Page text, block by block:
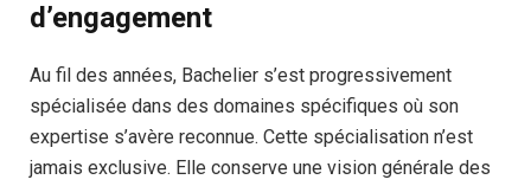
d’engagement
Au fil des années, Bachelier s’est progressivement
spécialisée dans des domaines spécifiques où son
expertise s’avère reconnue. Cette spécialisation n’est
jamais exclusive. Elle conserve une vision générale des